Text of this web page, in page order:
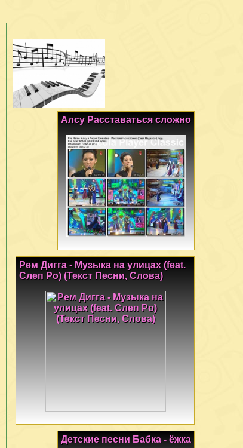
Алсу Расставаться сложно
Рем Дигга - Музыка на улицах (feat.
Слеп Ро) (Текст Песни, Слова)
Детские песни Бабка - ёжка